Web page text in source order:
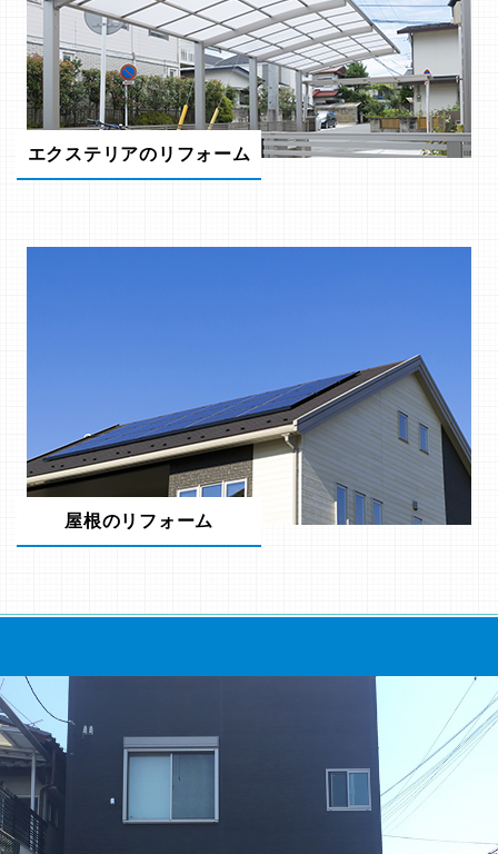
エクステリアのリフォーム
屋根のリフォーム